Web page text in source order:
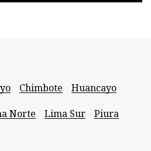
Chimbote
Huancayo
Norte Lima Sur
Piura